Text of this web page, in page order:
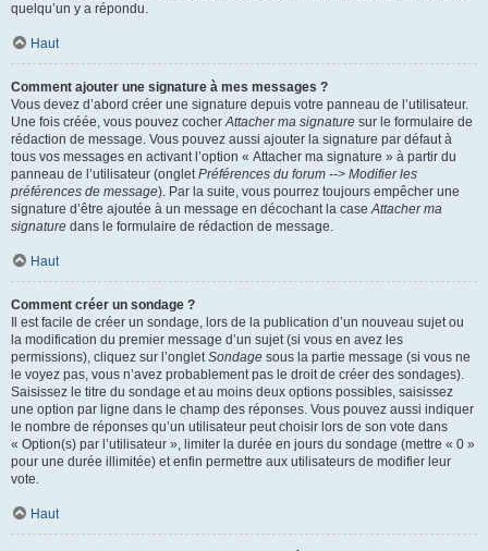
quelqu’un y a répondu.
Haut
Comment ajouter une signature à mes messages ?
Vous devez d’abord créer une signature depuis votre panneau de l’utilisateur.
Une fois créée, vous pouvez cocherAttacher ma signature sur le formulaire de
rédaction de message. Vous pouvez aussi ajouter la signature par défaut à
tous vos messages en activant l’option « Attacher ma signature » à partir du
panneau de l’utilisateur (ongletPréférences du forum --> Modifier les
préférences de message). Par la suite, vous pourrez toujours empêcher une
signature d’être ajoutée à un message en décochant la caseAttacher ma
signature dans le formulaire de rédaction de message.
Haut
Comment créer un sondage ?
Il est facile de créer un sondage, lors de la publication d’un nouveau sujet ou
la modification du premier message d’un sujet (si vous en avez les
permissions), cliquez sur l’ongletSondage sous la partie message (si vous ne
le voyez pas, vous n’avez probablement pas le droit de créer des sondages).
Saisissez le titre du sondage et au moins deux options possibles, saisissez
une option par ligne dans le champ des réponses. Vous pouvez aussi indiquer
le nombre de réponses qu’un utilisateur peut choisir lors de son vote dans
« Option(s) par l’utilisateur », limiter la durée en jours du sondage (mettre « 0 »
pour une durée illimitée) et enfin permettre aux utilisateurs de modifier leur
vote.
Haut